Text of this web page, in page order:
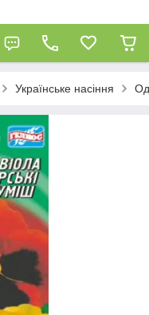
Українське насіння